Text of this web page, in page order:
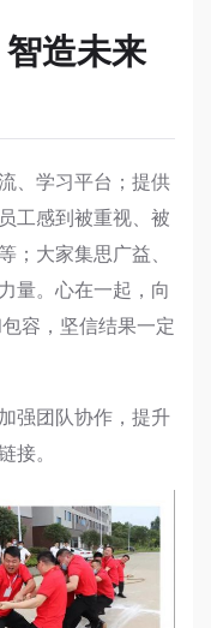
造未来
、学习平台；提供
工感到被重视、被
；大家集思广益、
量。心在一起，向
容，坚信结果一定
强团队协作，提升
接。